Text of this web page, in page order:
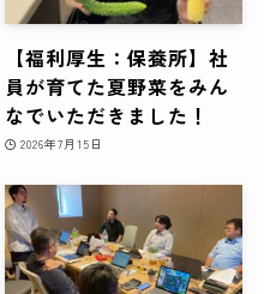
【福利厚生：保養所】社
員が育てた夏野菜をみん
なでいただきました！
2026年7月15日